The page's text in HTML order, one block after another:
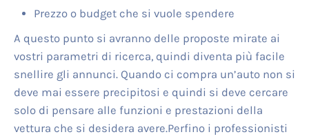
Prezzo o budget che si vuole spendere
A questo punto si avranno delle proposte mirate ai
vostri parametri di ricerca, quindi diventa più facile
snellire gli annunci. Quando ci compra un’auto non si
deve mai essere precipitosi e quindi si deve cercare
solo di pensare alle funzioni e prestazioni della
vettura che si desidera avere.Perfino i professionisti